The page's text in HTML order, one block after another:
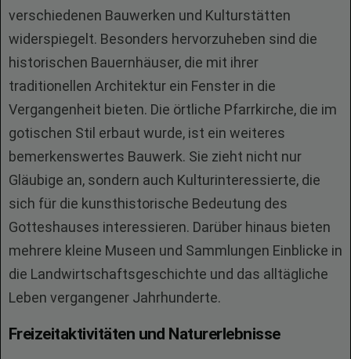
verschiedenen Bauwerken und Kulturstätten
widerspiegelt. Besonders hervorzuheben sind die
historischen Bauernhäuser, die mit ihrer
traditionellen Architektur ein Fenster in die
Vergangenheit bieten. Die örtliche Pfarrkirche, die im
gotischen Stil erbaut wurde, ist ein weiteres
bemerkenswertes Bauwerk. Sie zieht nicht nur
Gläubige an, sondern auch Kulturinteressierte, die
sich für die kunsthistorische Bedeutung des
Gotteshauses interessieren. Darüber hinaus bieten
mehrere kleine Museen und Sammlungen Einblicke in
die Landwirtschaftsgeschichte und das alltägliche
Leben vergangener Jahrhunderte.
Freizeitaktivitäten und Naturerlebnisse